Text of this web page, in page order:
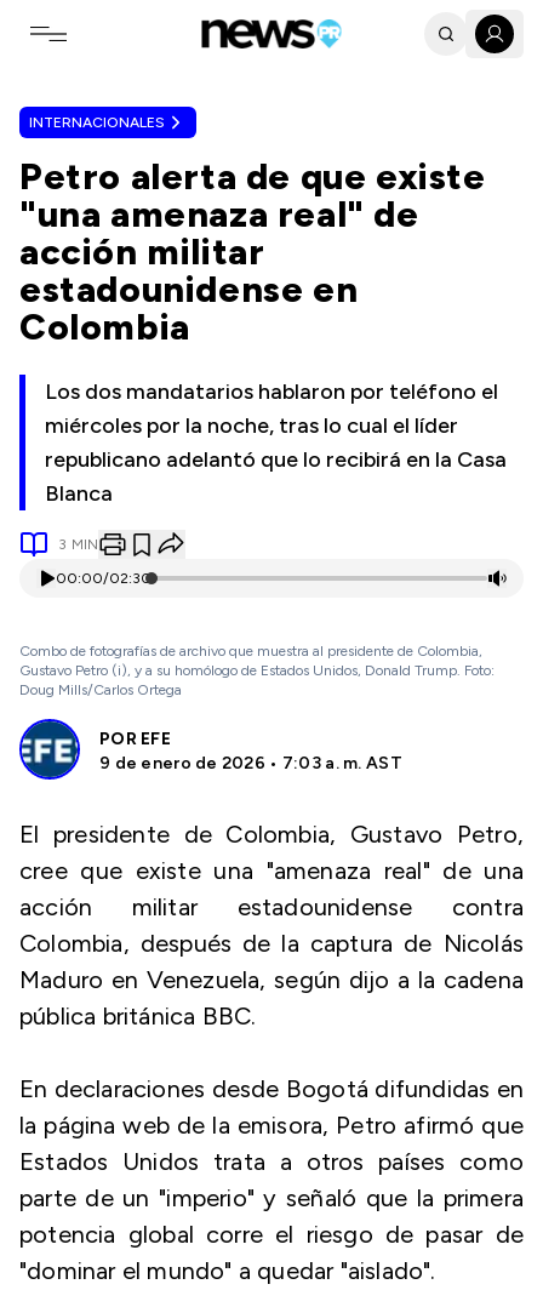
Toggle navigation menu
INTERNACIONALES
Petro alerta de que existe
"una amenaza real" de
acción militar
estadounidense en
Colombia
Los dos mandatarios hablaron por teléfono el
miércoles por la noche, tras lo cual el líder
republicano adelantó que lo recibirá en la Casa
Blanca
3 MIN
00:00/02:30
Combo de fotografías de archivo que muestra al presidente de Colombia,
Gustavo Petro (i), y a su homólogo de Estados Unidos, Donald Trump. Foto:
Doug Mills/Carlos Ortega
POR EFE
9 de enero de 2026 • 7:03 a. m. AST
El presidente de Colombia, Gustavo Petro,
cree que existe una "amenaza real" de una
acción militar estadounidense contra
Colombia, después de la captura de Nicolás
Maduro en Venezuela, según dijo a la cadena
pública británica BBC.
En declaraciones desde Bogotá difundidas en
la página web de la emisora, Petro afirmó que
Estados Unidos trata a otros países como
parte de un "imperio" y señaló que la primera
potencia global corre el riesgo de pasar de
"dominar el mundo" a quedar "aislado".